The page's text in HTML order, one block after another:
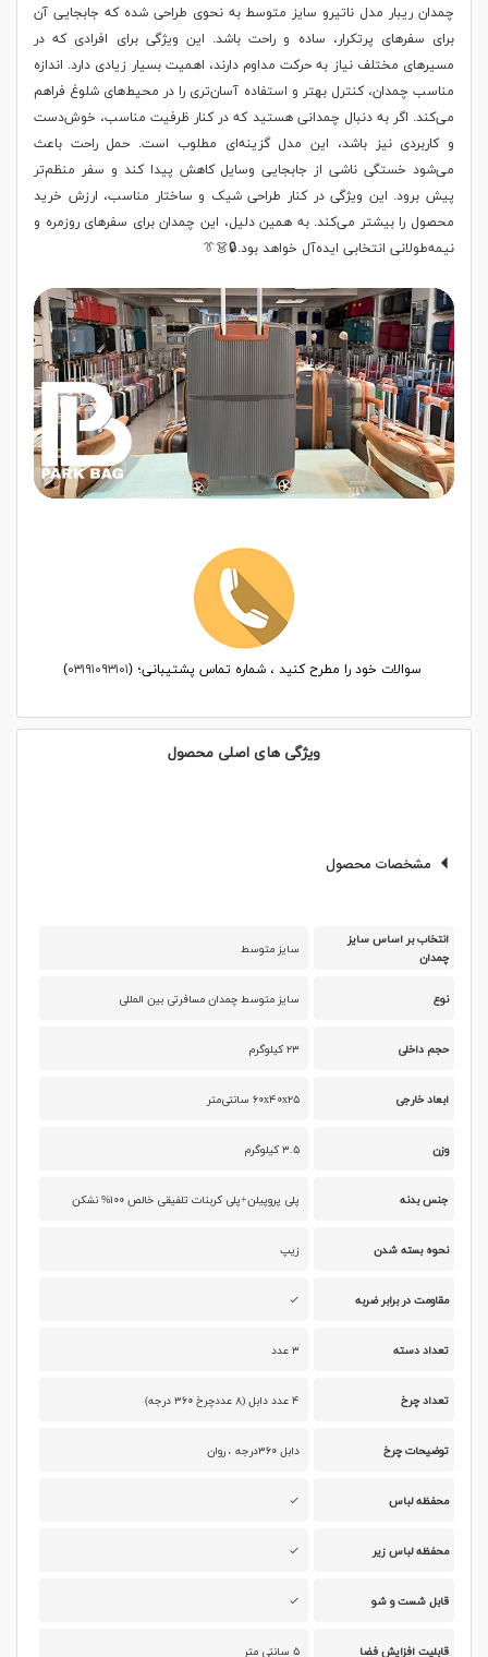
چمدان ریبار مدل ناتیرو سایز متوسط به نحوی طراحی شده که جابجایی آن
برای سفرهای پرتکرار، ساده و راحت باشد. این ویژگی برای افرادی که در
مسیرهای مختلف نیاز به حرکت مداوم دارند، اهمیت بسیار زیادی دارد. اندازه
مناسب چمدان، کنترل بهتر و استفاده آسان‌تری را در محیط‌های شلوغ فراهم
می‌کند. اگر به دنبال چمدانی هستید که در کنار ظرفیت مناسب، خوش‌دست
و کاربردی نیز باشد، این مدل گزینه‌ای مطلوب است. حمل راحت باعث
می‌شود خستگی ناشی از جابجایی وسایل کاهش پیدا کند و سفر منظم‌تر
پیش برود. این ویژگی در کنار طراحی شیک و ساختار مناسب، ارزش خرید
محصول را بیشتر می‌کند. به همین دلیل، این چمدان برای سفرهای روزمره و
نیمه‌طولانی انتخابی ایده‌آل خواهد بود.🔒👗👔
سوالات خود را مطرح کنید ، شماره تماس پشتیبانی؛ ( ۰۳۱۹۱۰۹۳۱۰۱)
ویژگی های اصلی محصول
مشخصات محصول
انتخاب بر اساس سایز
چمدان
سایز متوسط
نوع سایز متوسط چمدان مسافرتی بین المللی
حجم داخلی ۲۳ کیلوگرم
ابعاد خارجی ۶۰x۴۰x۲۵ سانتی‌متر
وزن ۳.۵ کیلوگرم
جنس بدنه پلی پروپیلن+پلی کربنات تلفیقی خالص ۱۰۰% نشکن
نحوه بسته شدن زیپ
مقاومت در برابر ضربه
تعداد دسته ۳ عدد
تعداد چرخ ۴ عدد دابل (۸ عددچرخ ۳۶۰ درجه)
توضیحات چرخ دابل ۳۶۰درجه ، روان
محفظه لباس
محفظه لباس زیر
قابل شست و شو
قابلیت افزایش فضا ۵ سانتی متر